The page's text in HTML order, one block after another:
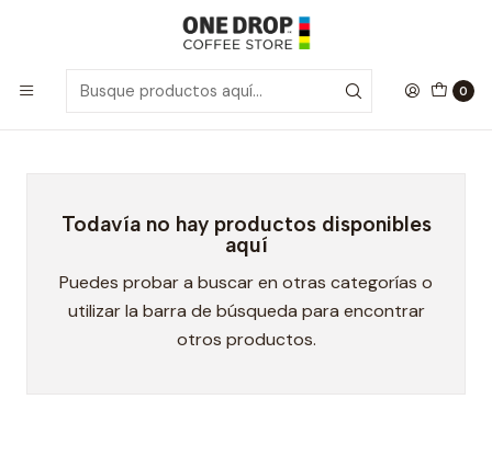
0
Inicio Power Honey
Power Honey
Todavía no hay productos disponibles
aquí
Puedes probar a buscar en otras categorías o
utilizar la barra de búsqueda para encontrar
otros productos.